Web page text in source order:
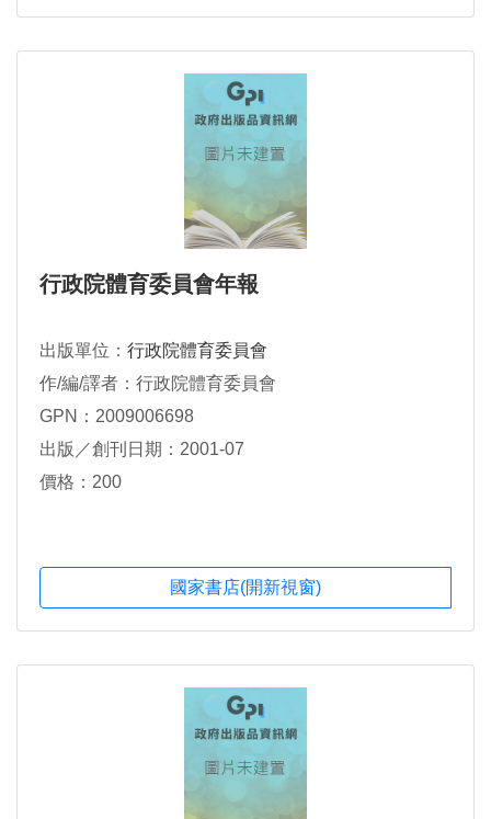
行政院體育委員會年報
出版單位： 行政院體育委員會
作/編/譯者：行政院體育委員會
GPN：2009006698
出版／創刊日期：2001-07
價格：200
國家書店(開新視窗)